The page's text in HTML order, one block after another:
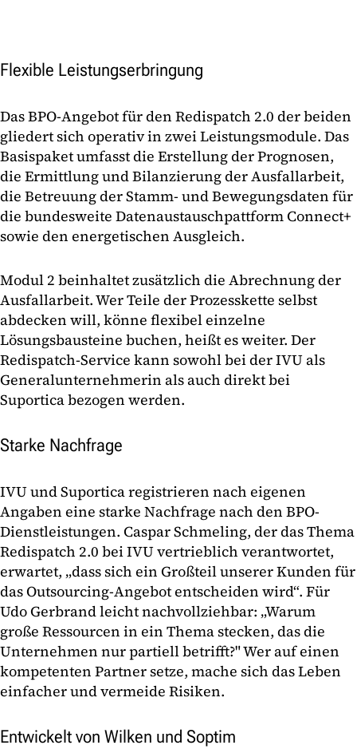
Flexible Leistungserbringung
Das BPO-Angebot für den Redispatch 2.0 der beiden
gliedert sich operativ in zwei Leistungsmodule. Das
Basispaket umfasst die Erstellung der Prognosen,
die Ermittlung und Bilanzierung der Ausfallarbeit,
die Betreuung der Stamm- und Bewegungsdaten für
die bundesweite Datenaustauschpattform Connect+
sowie den energetischen Ausgleich.
Modul 2 beinhaltet zusätzlich die Abrechnung der
Ausfallarbeit. Wer Teile der Prozesskette selbst
abdecken will, könne flexibel einzelne
Lösungsbausteine buchen, heißt es weiter. Der
Redispatch-Service kann sowohl bei der IVU als
Generalunternehmerin als auch direkt bei
Suportica bezogen werden.
Starke Nachfrage
IVU und Suportica registrieren nach eigenen
Angaben eine starke Nachfrage nach den BPO-
Dienstleistungen. Caspar Schmeling, der das Thema
Redispatch 2.0 bei IVU vertrieblich verantwortet,
erwartet, „dass sich ein Großteil unserer Kunden für
das Outsourcing-Angebot entscheiden wird“. Für
Udo Gerbrand leicht nachvollziehbar: „Warum
große Ressourcen in ein Thema stecken, das die
Unternehmen nur partiell betrifft?" Wer auf einen
kompetenten Partner setze, mache sich das Leben
einfacher und vermeide Risiken.
Entwickelt von Wilken und Soptim